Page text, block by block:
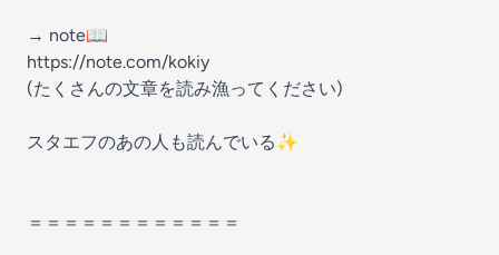
→ note📖
https://note.com/kokiy
(たくさんの文章を読み漁ってください)
スタエフのあの人も読んでいる✨
＝＝＝＝＝＝＝＝＝＝＝＝